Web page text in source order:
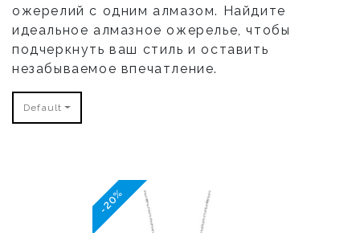
ожерелий с одним алмазом. Найдите
идеальное алмазное ожерелье, чтобы
подчеркнуть ваш стиль и оставить
незабываемое впечатление.
Default
-20%